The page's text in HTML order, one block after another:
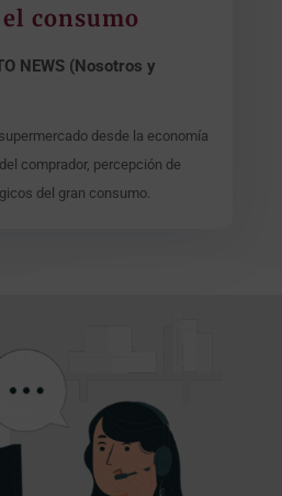
consumo
NEWS (Nosotros y
desde la economía
comprador, percepción de
del gran consumo.